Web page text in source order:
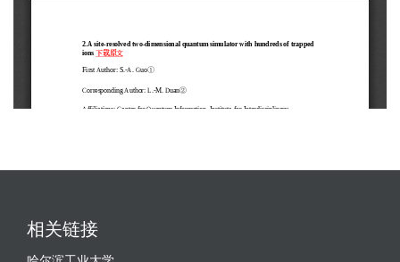
相关链接